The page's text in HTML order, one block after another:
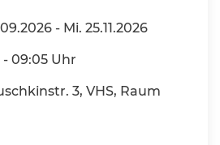
- Mi. 25.11.2026
- 09:05 Uhr
3, VHS, Raum